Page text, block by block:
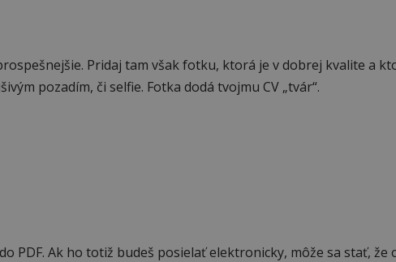
Pridaj tam však fotku, ktorá je v dobrej kvalite a
pozadím, či selfie. Fotka dodá tvojmu CV „tvár“.
PDF. Ak ho totiž budeš posielať elektronicky, môže sa stať, že